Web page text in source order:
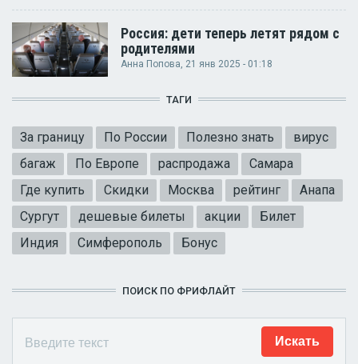
Россия: дети теперь летят рядом с
родителями
Анна Попова, 21 янв 2025 - 01:18
ТАГИ
За границу По России Полезно знать
вирус
багаж
По Европе распродажа
Самара
Где купить
Скидки Москва рейтинг
Анапа
Сургут
дешевые билеты акции
Билет
Индия
Симферополь Бонус
ПОИСК ПО ФРИФЛАЙТ